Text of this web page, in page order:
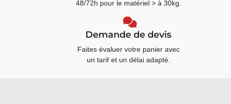
48/72h pour le matériel > à 30kg.
Demande de devis
Faites évaluer votre panier avec
un tarif et un délai adapté.